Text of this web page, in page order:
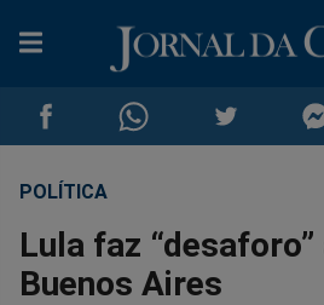
Compartilhar
no
Compartilhar
no
no
POLÍTICA
Lula faz
Buenos Aires